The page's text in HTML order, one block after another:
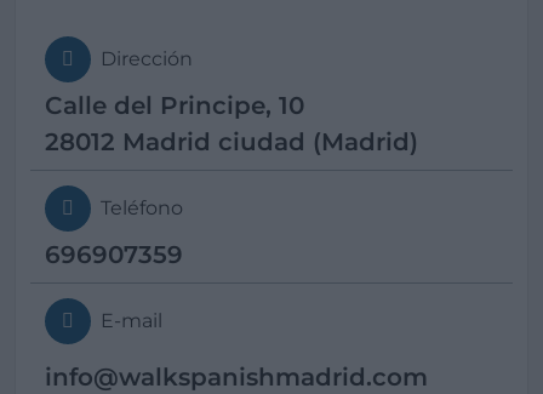
Dirección
Calle del Principe, 10
28012 Madrid ciudad (Madrid)
Teléfono
696907359
E-mail
info@walkspanishmadrid.com